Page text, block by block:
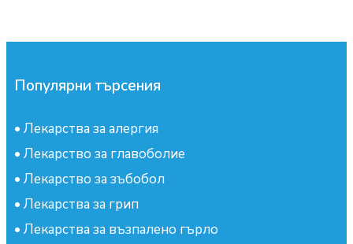
Популярни търсения
• Лекарства за алергия
• Лекарство за главоболие
• Лекарство за зъбобол
• Лекарства за грип
• Лекарства за възпалено гърло